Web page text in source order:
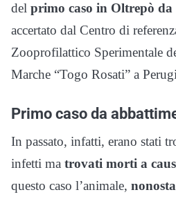
del primo caso in Oltrepò
accertato dal Centro di
Zooprofilattico Sperimentale
Marche “Togo Rosati” a
Primo caso da
In passato, infatti, erano stati
infetti ma trovati morti a
questo caso l’animale,